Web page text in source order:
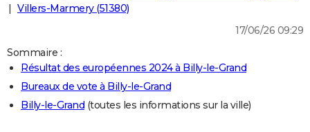
Mobiles
Meilleur smartphone
Internet
Ordinateurs
Jeux vidéo
Guide high-tech
BRICOLAGE
Guides de France
Escapades
Patrimoine
Expositions
Musées
Week-end nature
LIFESTYLE
Art de vivre
Bien-être
Loisirs
Mode
Modes de vie
Villers-Marmery (51380)
17/06/26 09:29
Sommaire :
Résultat des européennes 2024 à Billy-le-Grand
Bureaux de vote à Billy-le-Grand
Billy-le-Grand (toutes les informations sur la ville)